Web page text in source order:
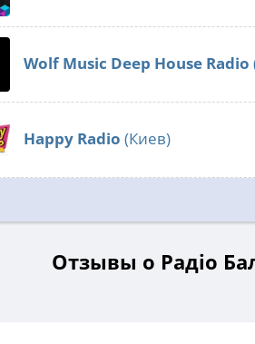
Wolf Music Deep House Radio
Happy Radio (Киев)
Отзывы о Радіо